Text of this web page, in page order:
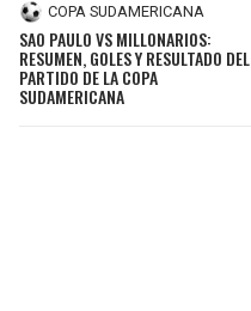
COPA SUDAMERICANA
SAO PAULO VS MILLONARIOS:
RESUMEN, GOLES Y RESULTADO DEL
PARTIDO DE LA COPA
SUDAMERICANA